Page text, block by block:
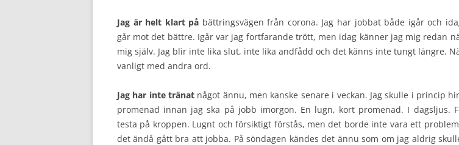
Jag är helt klart på bättringsvägen från corona. Jag har jobbat både igår och
går mot det bättre. Igår var jag fortfarande trött, men idag känner jag mig redan
mig själv. Jag blir inte lika slut, inte lika andfådd och det känns inte tungt längre.
vanligt med andra ord.
Jag har inte tränat något ännu, men kanske senare i veckan. Jag skulle i princip
promenad innan jag ska på jobb imorgon. En lugn, kort promenad. I dagsljus.
testa på kroppen. Lugnt och försiktigt förstås, men det borde inte vara ett
det ändå gått bra att jobba. På söndagen kändes det ännu som om jag aldrig